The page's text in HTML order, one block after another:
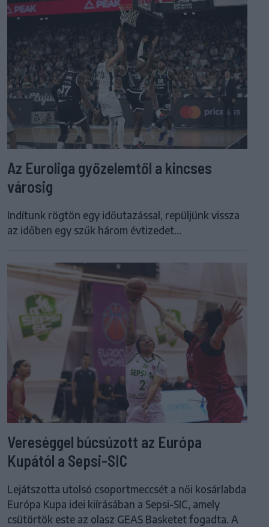
Az Euroliga győzelemtől a kincses
városig
Indítunk rögtön egy időutazással, repüljünk vissza
az időben egy szűk három évtizedet...
Vereséggel búcsúzott az Európa
Kupától a Sepsi-SIC
Lejátszotta utolsó csoportmeccsét a női kosárlabda
Európa Kupa idei kiírásában a Sepsi-SIC, amely
csütörtök este az olasz GEAS Basketet fogadta. A